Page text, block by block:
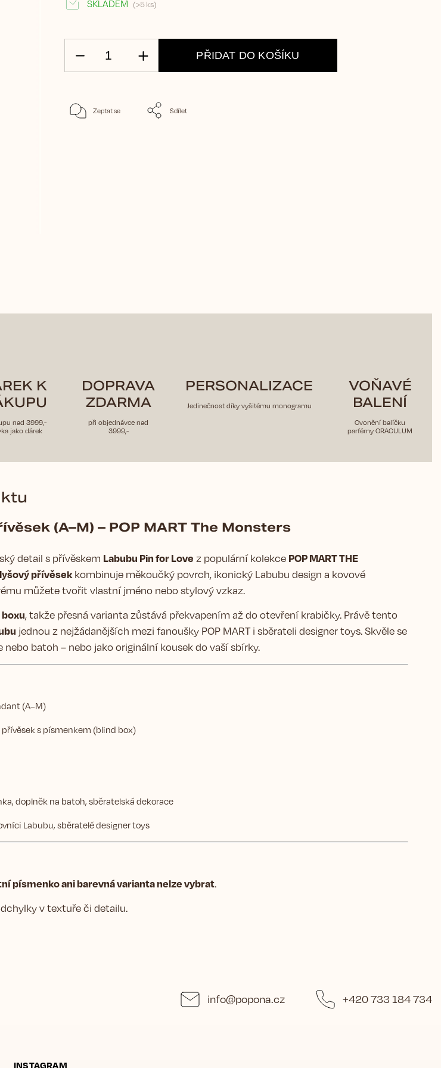
SKLADEM (>5 ks)
PŘIDAT DO KOŠÍKU
Zeptat se Sdílet
K
nad 3999,-
jako dárek
DOPRAVA
ZDARMA
při objednávce nad
3999,-
PERSONALIZACE
Jedinečnost díky vyšitému monogramu
VOŇAVÉ
BALENÍ
Ovonění balíčku
parfémy ORACULUM
(A–M) – POP MART The Monsters
detail s přívěskem Labubu Pin for Love z populární kolekce POP MART THE
přívěsek kombinuje měkoučký povrch, ikonický Labubu design a kovové
můžete tvořit vlastní jméno nebo stylový vzkaz.
, takže přesná varianta zůstává překvapením až do otevření krabičky. Právě tento
jednou z nejžádanějších mezi fanoušky POP MART i sběrateli designer toys. Skvěle se
nebo batoh – nebo jako originální kousek do vaší sbírky.
(A–M)
s písmenkem (blind box)
doplněk na batoh, sběratelská dekorace
Labubu, sběratelé designer toys
písmenko ani barevná varianta nelze vybrat.
v textuře či detailu.
info@popona.cz +420 733 184 734
INSTAGRAM